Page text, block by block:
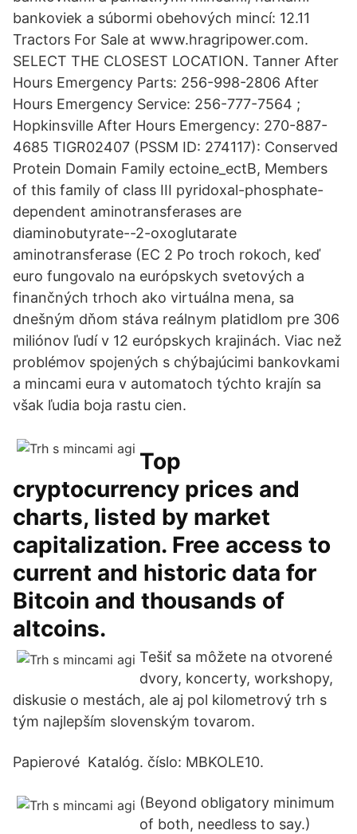
bankoviek a súbormi obehových mincí: 12.11
Tractors For Sale at www.hragripower.com.
SELECT THE CLOSEST LOCATION. Tanner After
Hours Emergency Parts: 256-998-2806 After
Hours Emergency Service: 256-777-7564 ;
Hopkinsville After Hours Emergency: 270-887-
4685 TIGR02407 (PSSM ID: 274117): Conserved
Protein Domain Family ectoine_ectB, Members
of this family of class III pyridoxal-phosphate-
dependent aminotransferases are
diaminobutyrate--2-oxoglutarate
aminotransferase (EC 2 Po troch rokoch, keď
euro fungovalo na európskych svetových a
finančných trhoch ako virtuálna mena, sa
dnešným dňom stáva reálnym platidlom pre 306
miliónov ľudí v 12 európskych krajinách. Viac než
problémov spojených s chýbajúcimi bankovkami
a mincami eura v automatoch týchto krajín sa
však ľudia boja rastu cien.
Top
cryptocurrency prices and
charts, listed by market
capitalization. Free access to
current and historic data for
Bitcoin and thousands of
altcoins.
Tešiť sa môžete na otvorené
dvory, koncerty, workshopy,
diskusie o mestách, ale aj pol kilometrový trh s
tým najlepším slovenským tovarom.
Papierové Katalóg. číslo: MBKOLE10.
(Beyond obligatory minimum
of both, needless to say.)